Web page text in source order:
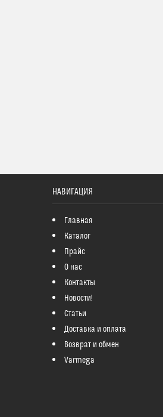
НАВИГАЦИЯ
Главная
Каталог
Прайс
О нас
Контакты
Новости!
Статьи
Доставка и оплата
Возврат и обмен
Varmega